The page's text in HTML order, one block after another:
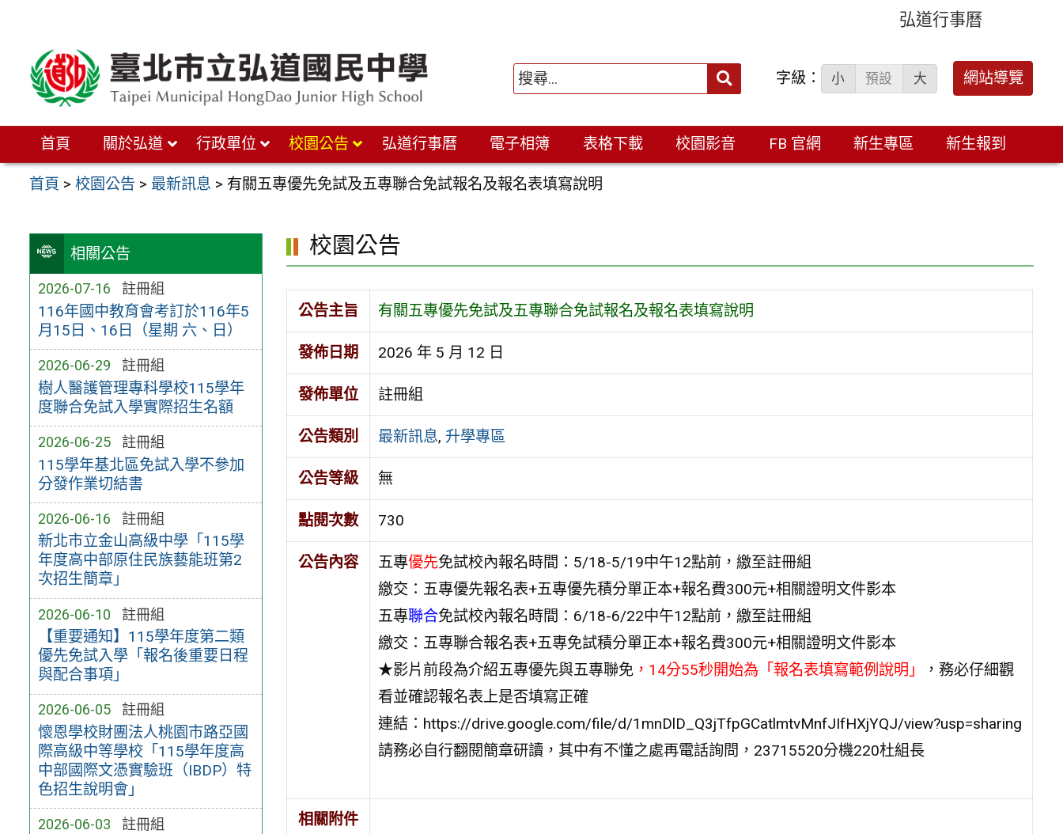
弘道行事曆
搜
字級： 小 預設 大 網站導覽
首頁 關於弘道 行政單位 校園公告 弘道行事曆 電子相簿 表格下載 校園影音 FB 官網 新生專區 新生報到
首頁 >校園公告 > 最新訊息 > 有關五專優先免試及五專聯合免試報名及報名表填寫說明
相關公告
2026-07-16 註冊組
116年國中教育會考訂於116年5
月15日、16日（星期 六、日）
2026-06-29 註冊組
樹人醫護管理專科學校115學年
度聯合免試入學實際招生名額
2026-06-25 註冊組
115學年基北區免試入學不參加
分發作業切結書
2026-06-16 註冊組
新北市立金山高級中學「115學
年度高中部原住民族藝能班第2
次招生簡章」
2026-06-10 註冊組
【重要通知】115學年度​第二類
優先免試入學「報​名後重要日程
與配合事項」
2026-06-05 註冊組
懷恩學校財團法人桃園市路亞國
際高級中等學校「115學年度高
中部國際文憑實驗班（IBDP）特
色招生說明會」
2026-06-03 註冊組
校園公告
公告主旨 有關五專優先免試及五專聯合免試報名及報名表填寫說明
發佈日期 2026 年 5 月 12 日
發佈單位 註冊組
公告類別 最新訊息, 升學專區
公告等級 無
點閱次數 730
公告內容 五專優先免試校內報名時間：5/18-5/19中午12點前，繳至註冊組
繳交：五專優先報名表+五專優先積分單正本+報名費300元+相關證明文件影本
五專聯合免試校內報名時間：6/18-6/22中午12點前，繳至註冊組
繳交：五專聯合報名表+五專免試積分單正本+報名費300元+相關證明文件影本
★影片前段為介紹五專優先與五專聯免，14分55秒開始為「報名表填寫範例說明」
，務必仔細觀
看並確認報名表上是否填寫正確
連結：https://drive.google.com/file/d/1mnDlD_Q3jTfpGCatlmtvMnfJIfHXjYQJ/view?usp=sharing
請務必自行翻閱簡章研讀，其中有不懂之處再電話詢問，23715520分機220杜組長
相關附件